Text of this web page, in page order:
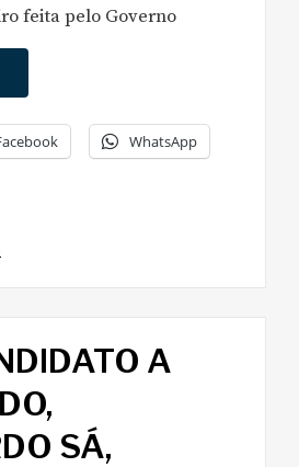
feita pelo Governo
WhatsApp
A
SÁ,